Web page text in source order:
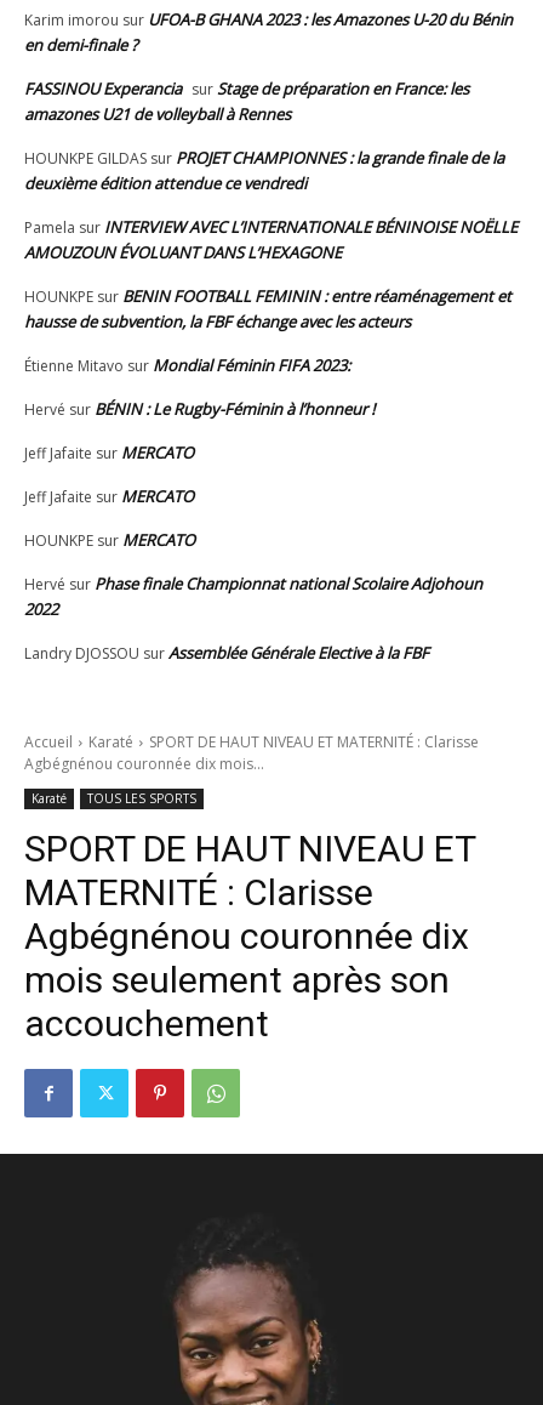
Karim imorou sur UFOA-B GHANA 2023 : les Amazones U-20 du Bénin
en demi-finale ?
FASSINOU Experancia surStage de préparation en France: les
amazones U21 de volleyball à Rennes
HOUNKPE GILDAS sur PROJET CHAMPIONNES : la grande finale de la
deuxième édition attendue ce vendredi
Pamela sur INTERVIEW AVEC L’INTERNATIONALE BÉNINOISE NOËLLE
AMOUZOUN ÉVOLUANT DANS L’HEXAGONE
HOUNKPE sur BENIN FOOTBALL FEMININ : entre réaménagement et
hausse de subvention, la FBF échange avec les acteurs
Étienne Mitavo sur Mondial Féminin FIFA 2023:
Hervé sur BÉNIN : Le Rugby-Féminin à l’honneur !
Jeff Jafaite sur MERCATO
Jeff Jafaite sur MERCATO
HOUNKPE sur MERCATO
Hervé sur Phase finale Championnat national Scolaire Adjohoun
2022
Landry DJOSSOU surAssemblée Générale Elective à la FBF